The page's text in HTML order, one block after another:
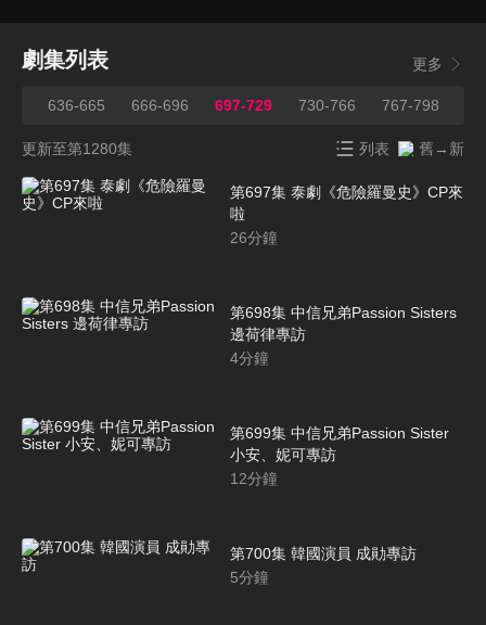
劇集列表 更多
636-665 666-696 697-729 730-766 767-798
更新至第1280集 列表 舊→新
第697集 泰劇《危險羅曼史》CP來
啦
26分鐘
第698集 中信兄弟Passion Sisters
邊荷律專訪
4分鐘
第699集 中信兄弟Passion Sister
小安、妮可專訪
12分鐘
第700集 韓國演員 成勛專訪
5分鐘